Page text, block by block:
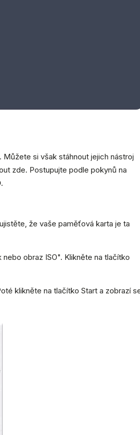
si však stáhnout jejich nástroj
zde. Postupujte podle pokynů na
.
že vaše paměťová karta je ta
obraz ISO". Klikněte na tlačítko
klikněte na tlačítko Start a zobrazí